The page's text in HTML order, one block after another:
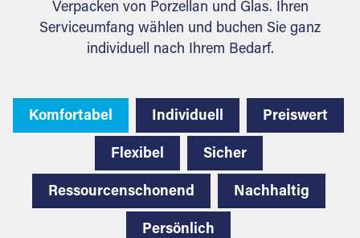
Verpacken von Porzellan und Glas. Ihren
Serviceumfang wählen und buchen Sie ganz
individuell nach Ihrem Bedarf.
Komfortabel Individuell Preiswert
Flexibel Sicher
Ressourcenschonend Nachhaltig
Persönlich